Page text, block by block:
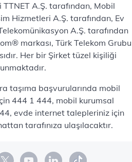
A.Ş. tarafından, Mobil
Hizmetleri A.Ş. tarafından, Ev
A.Ş. tarafından
markası, Türk Telekom Grubu
Her bir Şirket tüzel kişiliği
taşıma başvurularında mobil
444 1 444, mobil kurumsal
evde internet talepleriniz için
tarafınıza ulaşılacaktır.